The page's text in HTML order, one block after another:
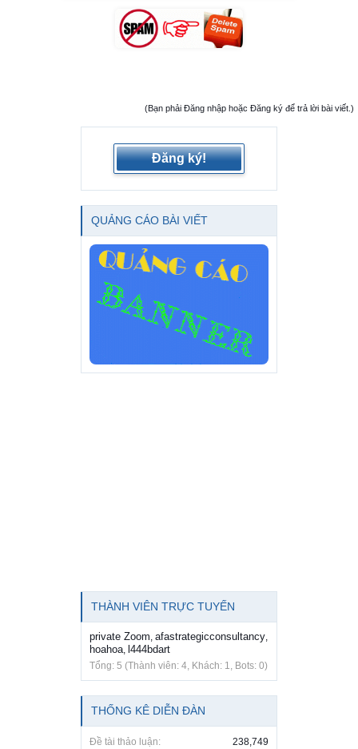
(Bạn phải Đăng nhập hoặc Đăng ký để trả lời bài viết.)
Đăng ký!
QUẢNG CÁO BÀI VIẾT
THÀNH VIÊN TRỰC TUYẾN
private Zoom afastrategicconsultancy
hoahoa l444bdart
Tổng: 5 (Thành viên: 4, Khách: 1, Bots: 0)
THỐNG KÊ DIỄN ĐÀN
Đề tài thảo luận:
238,749